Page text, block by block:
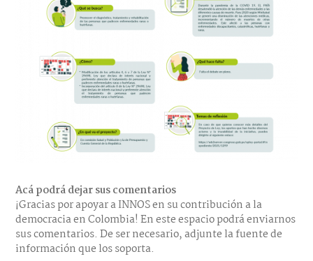
Acá podrá dejar sus comentarios
¡Gracias por apoyar a INNOS en su contribución a la
democracia en Colombia! En este espacio podrá enviarnos
sus comentarios. De ser necesario, adjunte la fuente de
información que los soporta.